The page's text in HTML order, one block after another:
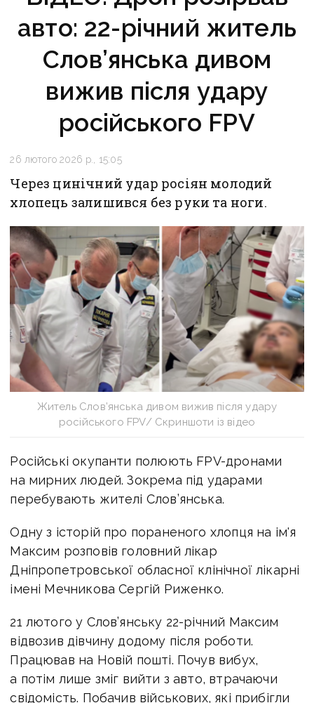
авто: 22-річний житель
Слов’янська дивом
вижив після удару
російського FPV
26 лютого 2026 р., 15:05
Через цинічний удар росіян молодий
хлопець залишився без руки та ноги.
Житель Слов’янська дивом вижив після удару
російського FPV/ Скриншоти із відео
Російські окупанти полюють FPV-дронами
на мирних людей. Зокрема під ударами
перебувають жителі Слов’янська.
Одну з історій про пораненого хлопця на ім'я
Максим розповів головний лікар
Дніпропетровської обласної клінічної лікарні
імені Мечникова Сергій Риженко.
21 лютого у Слов’янську 22-річний Максим
відвозив дівчину додому після роботи.
Працював на Новій пошті. Почув вибух,
а потім лише зміг вийти з авто, втрачаючи
свідомість. Побачив військових, які прибігли